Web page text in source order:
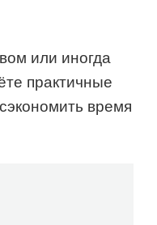
или иногда
практичные
время